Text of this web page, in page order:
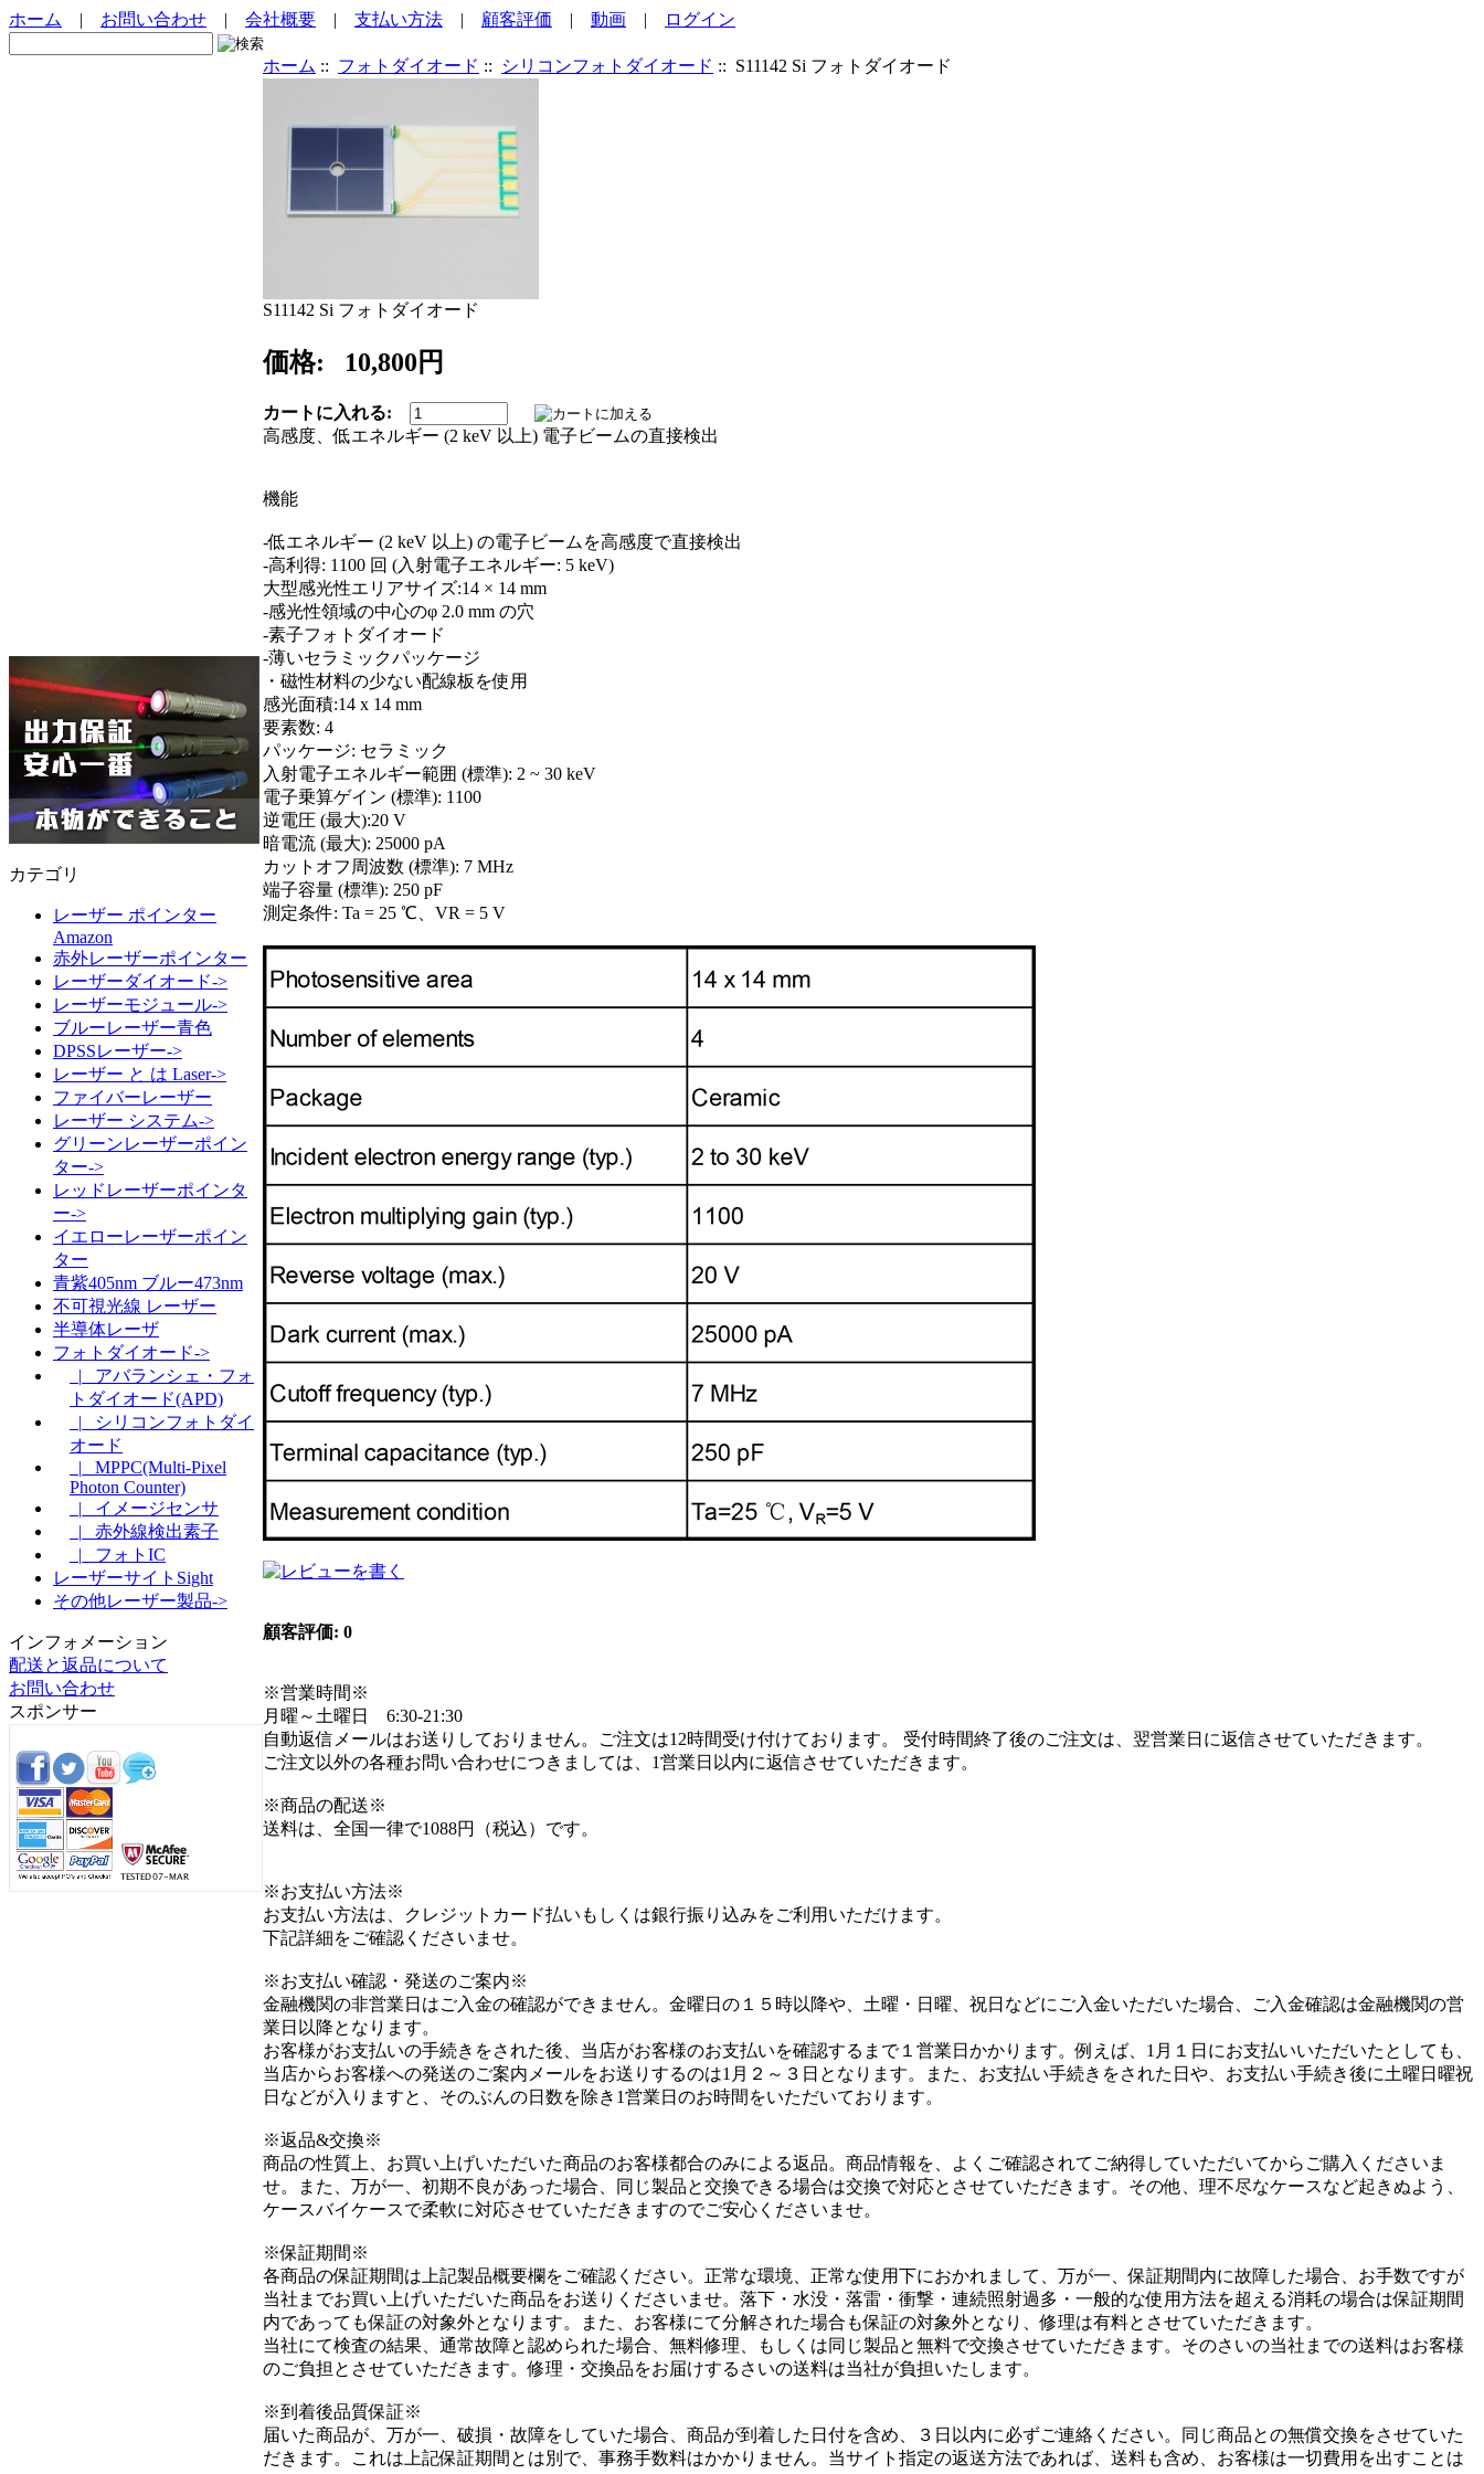
ホーム | お問い合わせ | 会社概要 | 支払い方法 | 顧客評価 | 動画 | ログイン
カテゴリ
レーザー ポインター
Amazon
赤外レーザーポインター
レーザーダイオード->
レーザーモジュール->
ブルーレーザー青色
DPSSレーザー->
レーザー と は Laser->
ファイバーレーザー
レーザー システム->
グリーンレーザーポイン
ター->
レッドレーザーポインタ
ー->
イエローレーザーポイン
ター
青紫405nm ブルー473nm
不可視光線 レーザー
半導体レーザ
フォトダイオード->
|_ アバランシェ・フォ
トダイオード(APD)
|_ シリコンフォトダイ
オード
|_ MPPC(Multi-Pixel
Photon Counter)
|_ イメージセンサ
|_ 赤外線検出素子
|_ フォトIC
レーザーサイトSight
その他レーザー製品->
インフォメーション
配送と返品について
お問い合わせ
スポンサー
ホーム :: フォトダイオード :: シリコンフォトダイオード :: S11142 Si フォトダイオード
S11142 Si フォトダイオード
価格: 10,800円
カートに入れる:
高感度、低エネルギー (2 keV 以上) 電子ビームの直接検出
機能
-低エネルギー (2 keV 以上) の電子ビームを高感度で直接検出
-高利得: 1100 回 (入射電子エネルギー: 5 keV)
大型感光性エリアサイズ:14 × 14 mm
-感光性領域の中心のφ 2.0 mm の穴
-素子フォトダイオード
-薄いセラミックパッケージ
・磁性材料の少ない配線板を使用
感光面積:14 x 14 mm
要素数: 4
パッケージ: セラミック
入射電子エネルギー範囲 (標準): 2 ~ 30 keV
電子乗算ゲイン (標準): 1100
逆電圧 (最大):20 V
暗電流 (最大): 25000 pA
カットオフ周波数 (標準): 7 MHz
端子容量 (標準): 250 pF
測定条件: Ta = 25 ℃、VR = 5 V
顧客評価: 0
※営業時間※
月曜～土曜日 6:30-21:30
自動返信メールはお送りしておりません。ご注文は12時間受け付けております。 受付時間終了後のご注文は、翌営業日に返信させていただきます。
ご注文以外の各種お問い合わせにつきましては、1営業日以内に返信させていただきます。
※商品の配送※
送料は、全国一律で1088円（税込）です。
※お支払い方法※
お支払い方法は、クレジットカード払いもしくは銀行振り込みをご利用いただけます。
下記詳細をご確認くださいませ。
※お支払い確認・発送のご案内※
金融機関の非営業日はご入金の確認ができません。金曜日の１５時以降や、土曜・日曜、祝日などにご入金いただいた場合、ご入金確認は金融機関の営
業日以降となります。
お客様がお支払いの手続きをされた後、当店がお客様のお支払いを確認するまで１営業日かかります。例えば、1月１日にお支払いいただいたとしても、
当店からお客様への発送のご案内メールをお送りするのは1月２～３日となります。また、お支払い手続きをされた日や、お支払い手続き後に土曜日曜祝
日などが入りますと、そのぶんの日数を除き1営業日のお時間をいただいております。
※返品&交換※
商品の性質上、お買い上げいただいた商品のお客様都合のみによる返品。商品情報を、よくご確認されてご納得していただいてからご購入くださいま
せ。また、万が一、初期不良があった場合、同じ製品と交換できる場合は交換で対応とさせていただきます。その他、理不尽なケースなど起きぬよう、
ケースバイケースで柔軟に対応させていただきますのでご安心くださいませ。
※保証期間※
各商品の保証期間は上記製品概要欄をご確認ください。正常な環境、正常な使用下におかれまして、万が一、保証期間内に故障した場合、お手数ですが
当社までお買い上げいただいた商品をお送りくださいませ。落下・水没・落雷・衝撃・連続照射過多・一般的な使用方法を超える消耗の場合は保証期間
内であっても保証の対象外となります。また、お客様にて分解された場合も保証の対象外となり、修理は有料とさせていただきます。
当社にて検査の結果、通常故障と認められた場合、無料修理、もしくは同じ製品と無料で交換させていただきます。そのさいの当社までの送料はお客様
のご負担とさせていただきます。修理・交換品をお届けするさいの送料は当社が負担いたします。
※到着後品質保証※
届いた商品が、万が一、破損・故障をしていた場合、商品が到着した日付を含め、３日以内に必ずご連絡ください。同じ商品との無償交換をさせていた
だきます。これは上記保証期間とは別で、事務手数料はかかりません。当サイト指定の返送方法であれば、送料も含め、お客様は一切費用を出すことは